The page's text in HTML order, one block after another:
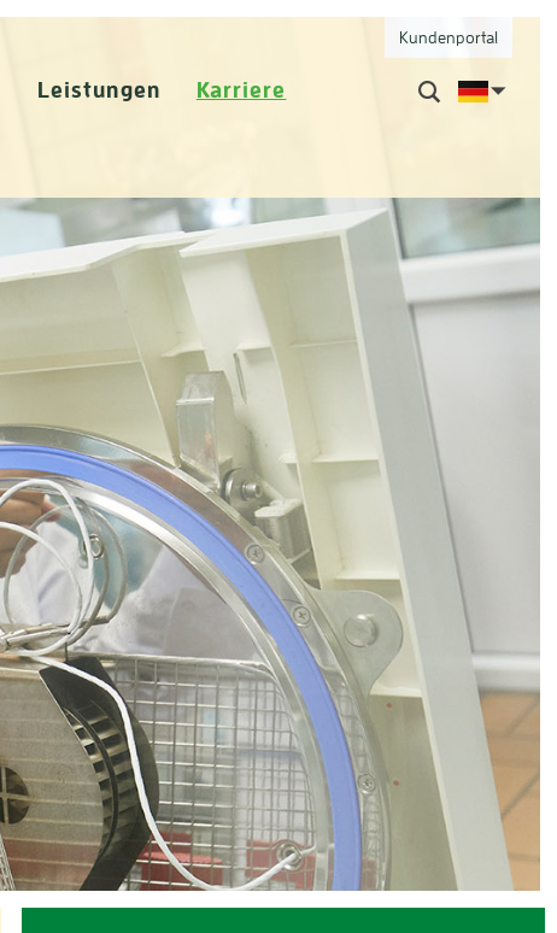
Kundenportal
Leistungen Karriere